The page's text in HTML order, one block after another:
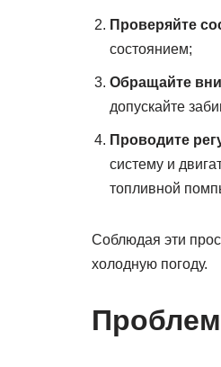
Проверяйте
состоянием;
Обращайте
допускайте
Проводите
систему и
топливной
Соблюдая эти
холодную погоду.